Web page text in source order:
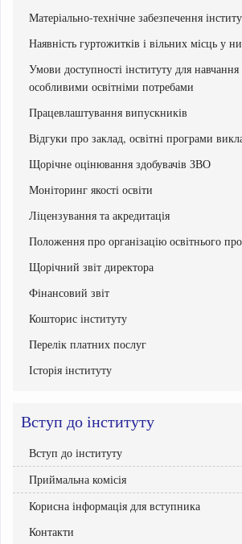
Матеріально-технічне забезпечення
Наявність гуртожитків і вільних місць у
Умови доступності інституту для навчання
особливими освітніми потребами
Працевлаштування випускників
Відгуки про заклад, освітні програми
Щорічне оцінювання здобувачів ЗВО
Моніторинг якості освіти
Ліцензування та акредитація
Положення про організацію освітнього
Щорічний звіт директора
Фінансовий звіт
Кошторис інституту
Перелік платних послуг
Історія інституту
Вступ до інституту
Вступ до інституту
Правила прийому
Бакалавр
Національний мультипредметний тест
Приймальна комісія
Склад Приймальної комісії
Графік роботи приймальної комісії
Корисна інформація для вступника
Контакти